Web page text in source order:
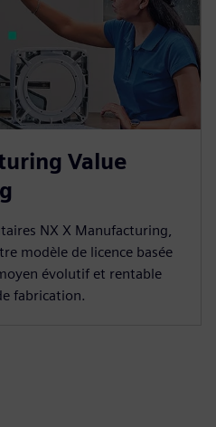
Value
NX X Manufacturing,
modèle de licence basée
évolutif et rentable
fabrication.